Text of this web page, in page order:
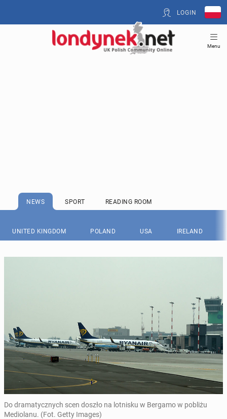
LOGIN
Menu
NEWS SPORT READING ROOM
UNITED KINGDOM POLAND USA IRELAND
Do dramatycznych scen doszło na lotnisku w Bergamo w pobliżu
Mediolanu. (Fot. Getty Images)